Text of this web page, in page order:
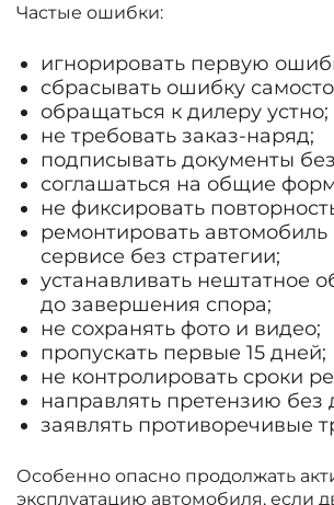
Частые ошибки:
игнорировать первую
сбрасывать ошибку
обращаться к дилеру устно;
не требовать заказ-наряд;
подписывать документы
соглашаться на общие
не фиксировать
ремонтировать
сервисе без стратегии;
устанавливать нештатное
до завершения спора;
не сохранять фото и видео;
пропускать первые 15 дней;
не контролировать сроки
направлять претензию без
заявлять противоречивые
Особенно опасно продолжать
эксплуатацию автомобиля, если